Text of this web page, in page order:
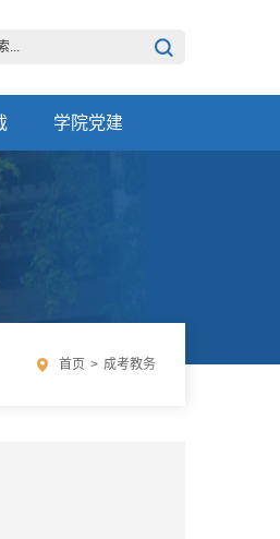
学院党建
首页 > 成考教务